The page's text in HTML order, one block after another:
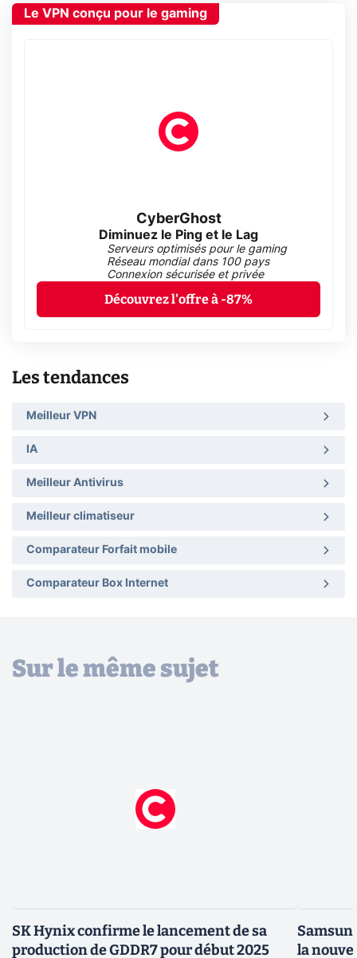
Le VPN conçu pour le gaming
CyberGhost
Diminuez le Ping et le Lag
Serveurs optimisés pour le gaming
Réseau mondial dans 100 pays
Connexion sécurisée et privée
Découvrez l'offre à -87%
Les tendances
Meilleur VPN
IA
Meilleur Antivirus
Meilleur climatiseur
Comparateur Forfait mobile
Comparateur Box Internet
Sur le même sujet
SK Hynix confirme le lancement de sa
production de GDDR7 pour début 2025
la